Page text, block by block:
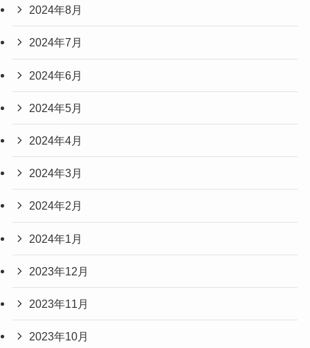
2024年8月
2024年7月
2024年6月
2024年5月
2024年4月
2024年3月
2024年2月
2024年1月
2023年12月
2023年11月
2023年10月